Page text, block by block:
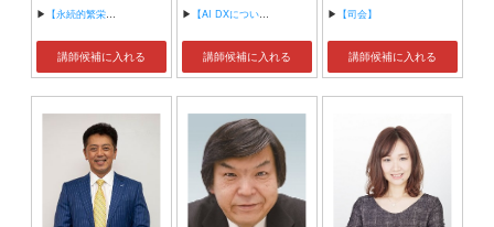
▶ 【永続的繁栄の組織づくり】
講師候補に入れる
▶ 【AI DXについて】
講師候補に入れる
▶ 【司会】
講師候補に入れる